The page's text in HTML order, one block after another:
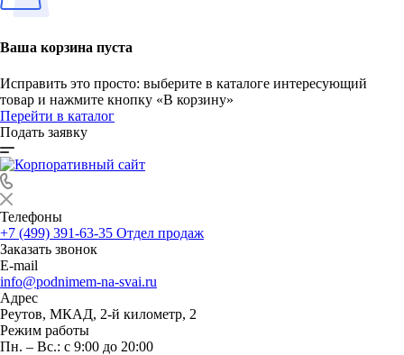
Ваша корзина пуста
Исправить это просто: выберите в каталоге интересующий
товар и нажмите кнопку «В корзину»
Перейти в каталог
Подать заявку
Телефоны
+7 (499) 391-63-35 Отдел продаж
Заказать звонок
E-mail
info@podnimem-na-svai.ru
Адрес
Реутов, МКАД, 2-й километр, 2
Режим работы
Пн. – Вс.: с 9:00 до 20:00